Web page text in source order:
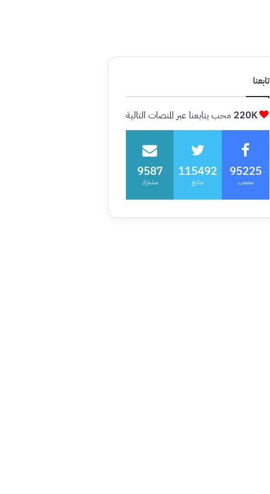
تابعنا
220K محب يتابعنا عبر المنصات التالية
95225
معجب
115492
متابع
9587
مشترك